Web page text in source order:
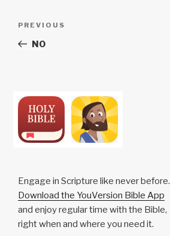
Previous
Post
PREVIOUS
NO
Engage in Scripture like never before.
Download the YouVersion Bible App
and enjoy regular time with the Bible,
right when and where you need it.